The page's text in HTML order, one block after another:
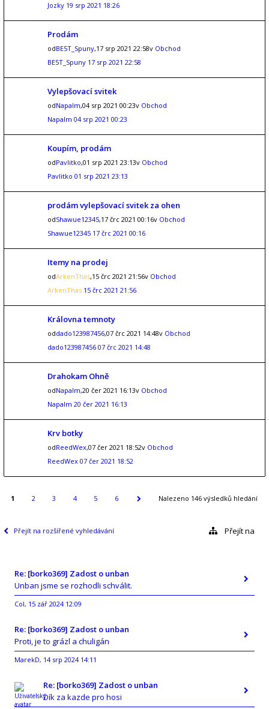
Jozky 19 srp 2021 18:26
Prodám
odBE5T_Spuny,17 srp 2021 22:58v Obchod
BE5T_Spuny 17 srp 2021 22:58
Vylepšovací svitek
odNapalm,04 srp 2021 00:23v Obchod
Napalm 04 srp 2021 00:23
Koupím, prodám
odPavlitko,01 srp 2021 23:13v Obchod
Pavlitko 01 srp 2021 23:13
prodám vylepšovací svitek za ohen
odShawue12345,17 črc 2021 00:16v Obchod
Shawue12345 17 črc 2021 00:16
Itemy na prodej
odArkenThas,15 črc 2021 21:56v Obchod
ArkenThas 15 črc 2021 21:56
Královna temnoty
oddado123987456,07 črc 2021 14:48v Obchod
dado123987456 07 črc 2021 14:48
Drahokam Ohně
odNapalm,20 čer 2021 16:13v Obchod
Napalm 20 čer 2021 16:13
Krv botky
odReedWex,07 čer 2021 18:52v Obchod
ReedWex 07 čer 2021 18:52
1 2 3 4 5 6 Nalezeno 146 výsledků hledání
Přejít na rozšířené vyhledávání Přejít na
Re: [borko369] Zadost o unban
Unban jsme se rozhodli schválit.
Col, 15 zář 2024 12:09
Re: [borko369] Zadost o unban
Proti, je to grázl a chuligán
MarekD, 14 srp 2024 14:11
Re: [borko369] Zadost o unban
Dík za kazde pro hosi